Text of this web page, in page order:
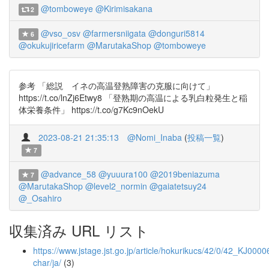
2 @tomboweye @Kirimisakana
6 @vso_osv @farmersniigata @donguri5814
@okukujiricefarm @MarutakaShop @tomboweye
参考 「総説 イネの高温登熟障害の克服に向けて」
https://t.co/lnZj6Etwy8 「登熟期の高温による乳白粒発生と稲
体栄養条件」 https://t.co/g7Kc9nOekU
2023-08-21 21:35:13 @Nomi_Inaba (投稿一覧)
7
7 @advance_58 @yuuura100 @2019beniazuma
@MarutakaShop @level2_normin @gaiatetsuy24
@_Osahiro
収集済み URL リスト
https://www.jstage.jst.go.jp/article/hokurikucs/42/0/
char/ja/ (3)